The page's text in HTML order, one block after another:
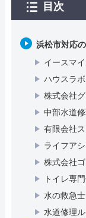
目次
浜松市対応
イースマ
ハウスラ
株式会社
中部水道
有限会社
ライフア
株式会社
トイレ専
水の救急士
水道修理ル